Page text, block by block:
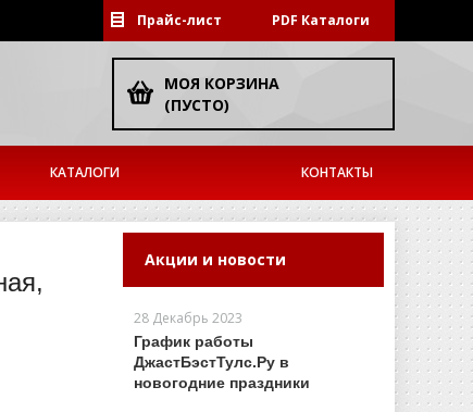
Прайс-лист PDF Каталоги
МОЯ КОРЗИНА
(ПУСТО)
КАТАЛОГИ КОНТАКТЫ
Акции и новости
28 Декабрь 2023
График работы
ДжастБэстТулс.Ру в
новогодние праздники